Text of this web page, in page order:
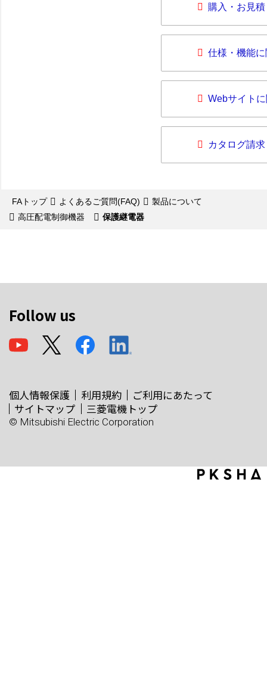
購入・お見
仕様・機能
Webサイト
カタログ請求
FAトップ よくあるご質問(FAQ)
製品について
高圧配電制御機器
保護継電器
Follow us
個人情報保護 利用規約
ご利用にあたって
サイトマップ
三菱電機トップ
© Mitsubishi Electric Corporation